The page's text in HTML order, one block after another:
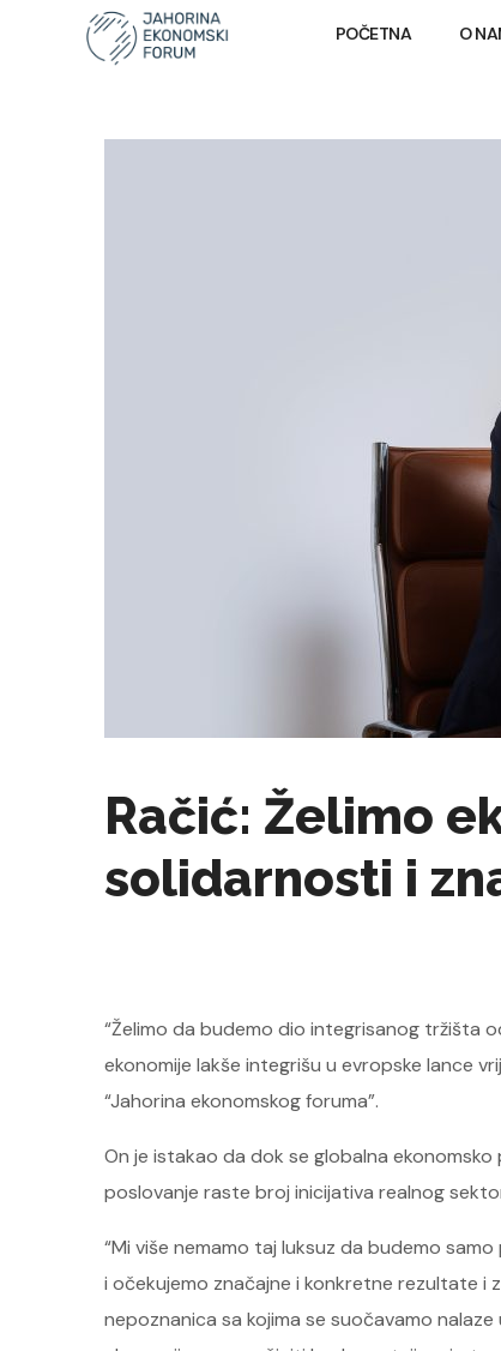
POČETNA O
Račić: Želimo
solidarnosti i
“Želimo da budemo dio integrisanog tržišta
ekonomije lakše integrišu u evropske lance
“Jahorina ekonomskog foruma”.
On je istakao da dok se globalna
poslovanje raste broj inicijativa realnog
“Mi više nemamo taj luksuz da budemo
i očekujemo značajne i konkretne rezultate i
nepoznanica sa kojima se suočavamo